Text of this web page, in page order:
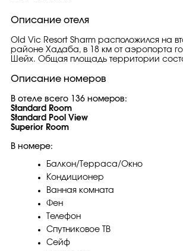
Описание отеля
Old Vic Resort Sharm расположился на
районе Хадаба, в 18 км от аэропорта
Шейх. Общая площадь территории
Описание номеров
В отеле всего 136 номеров:
Standard Room
Standard Pool View
Superior Room
В номере:
Балкон/Терраса/Окно
Кондиционер
Ванная комната
Фен
Телефон
Спутниковое ТВ
Сейф